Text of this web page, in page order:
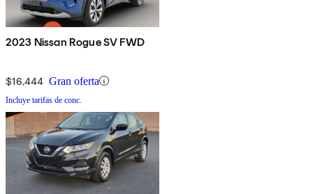
2023 Nissan Rogue SV FWD
$16,444 Gran oferta
Incluye tarifas de conc.